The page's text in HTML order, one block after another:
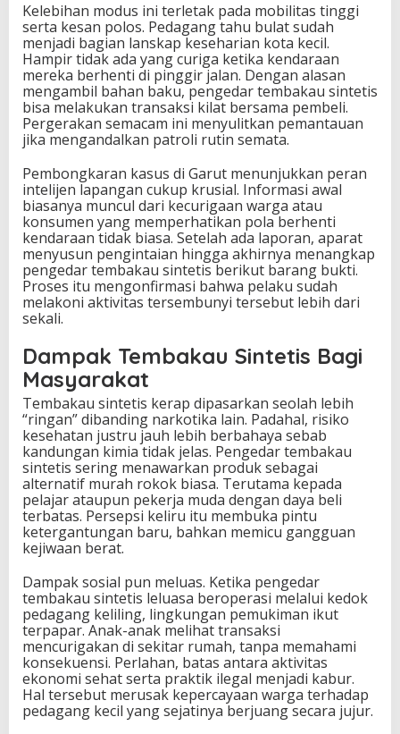
Kelebihan modus ini terletak pada mobilitas tinggi
serta kesan polos. Pedagang tahu bulat sudah
menjadi bagian lanskap keseharian kota kecil.
Hampir tidak ada yang curiga ketika kendaraan
mereka berhenti di pinggir jalan. Dengan alasan
mengambil bahan baku, pengedar tembakau sintetis
bisa melakukan transaksi kilat bersama pembeli.
Pergerakan semacam ini menyulitkan pemantauan
jika mengandalkan patroli rutin semata.
Pembongkaran kasus di Garut menunjukkan peran
intelijen lapangan cukup krusial. Informasi awal
biasanya muncul dari kecurigaan warga atau
konsumen yang memperhatikan pola berhenti
kendaraan tidak biasa. Setelah ada laporan, aparat
menyusun pengintaian hingga akhirnya menangkap
pengedar tembakau sintetis berikut barang bukti.
Proses itu mengonfirmasi bahwa pelaku sudah
melakoni aktivitas tersembunyi tersebut lebih dari
sekali.
Dampak Tembakau Sintetis Bagi
Masyarakat
Tembakau sintetis kerap dipasarkan seolah lebih
“ringan” dibanding narkotika lain. Padahal, risiko
kesehatan justru jauh lebih berbahaya sebab
kandungan kimia tidak jelas. Pengedar tembakau
sintetis sering menawarkan produk sebagai
alternatif murah rokok biasa. Terutama kepada
pelajar ataupun pekerja muda dengan daya beli
terbatas. Persepsi keliru itu membuka pintu
ketergantungan baru, bahkan memicu gangguan
kejiwaan berat.
Dampak sosial pun meluas. Ketika pengedar
tembakau sintetis leluasa beroperasi melalui kedok
pedagang keliling, lingkungan pemukiman ikut
terpapar. Anak-anak melihat transaksi
mencurigakan di sekitar rumah, tanpa memahami
konsekuensi. Perlahan, batas antara aktivitas
ekonomi sehat serta praktik ilegal menjadi kabur.
Hal tersebut merusak kepercayaan warga terhadap
pedagang kecil yang sejatinya berjuang secara jujur.